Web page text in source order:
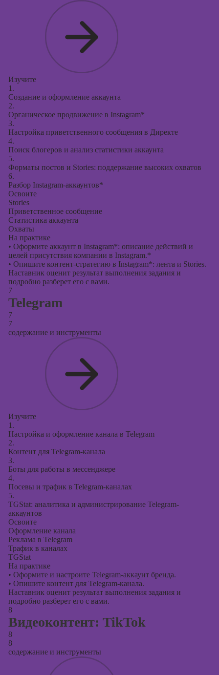
Изучите
1.
Создание и оформление аккаунта
2.
Органическое продвижение в Instagram*
3.
Настройка приветственного сообщения в Директе
4.
Поиск блогеров и анализ статистики аккаунта
5.
Форматы постов и Stories: поддержание высоких охватов
6.
Разбор Instagram-аккаунтов*
Освоите
Stories
Приветственное сообщение
Статистика аккаунта
Охваты
На практике
• Оформите аккаунт в Instagram*: описание действий и
целей присутствия компании в Instagram.*
• Опишите контент-стратегию в Instagram*: лента и Stories.
Наставник оценит результат выполнения задания и
подробно разберет его с вами.
7
Telegram
7
7
содержание и инструменты
Изучите
1.
Настройка и оформление канала в Telegram
2.
Контент для Telegram-канала
3.
Боты для работы в мессенджере
4.
Посевы и трафик в Telegram-каналах
5.
TGStat: аналитика и администрирование Telegram-
аккаунтов
Освоите
Оформление канала
Реклама в Telegram
Трафик в каналах
TGStat
На практике
• Оформите и настроите Telegram-аккаунт бренда.
• Опишите контент для Telegram-канала.
Наставник оценит результат выполнения задания и
подробно разберет его с вами.
8
Видеоконтент: TikTok
8
8
содержание и инструменты